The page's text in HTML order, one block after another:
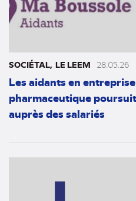
SOCIÉTAL LE LEEM 28.05.26
Les aidants en
pharmaceutique
auprès des salariés